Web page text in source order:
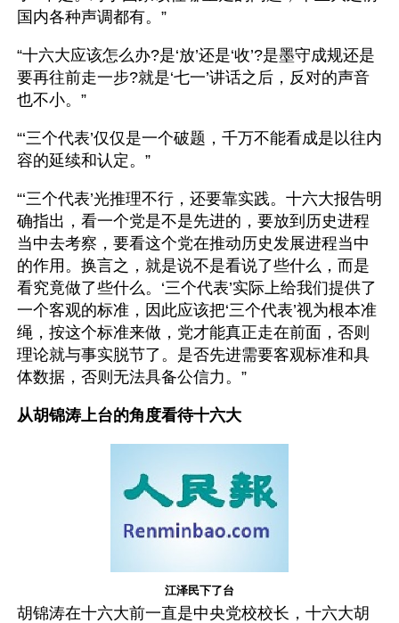
国内各种声调都有。”
“十六大应该怎么办?是‘放’还是‘收’?是墨守成规还是
要再往前走一步?就是‘七一’讲话之后，反对的声音
也不小。”
“‘三个代表’仅仅是一个破题，千万不能看成是以往内
容的延续和认定。”
“‘三个代表’光推理不行，还要靠实践。十六大报告明
确指出，看一个党是不是先进的，要放到历史进程
当中去考察，要看这个党在推动历史发展进程当中
的作用。换言之，就是说不是看说了些什么，而是
看究竟做了些什么。‘三个代表’实际上给我们提供了
一个客观的标准，因此应该把‘三个代表’视为根本准
绳，按这个标准来做，党才能真正走在前面，否则
理论就与事实脱节了。是否先进需要客观标准和具
体数据，否则无法具备公信力。”
从胡锦涛上台的角度看待十六大
江泽民下了台
胡锦涛在十六大前一直是中央党校校长，十六大胡